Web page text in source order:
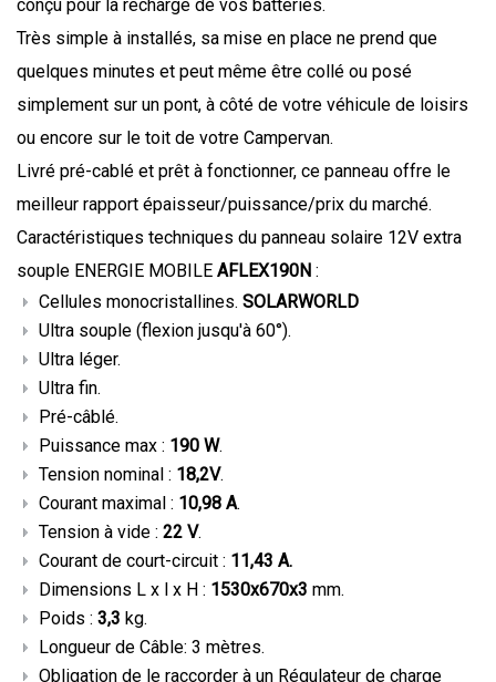
conçu pour la recharge de vos batteries.
Très simple à installés, sa mise en place ne prend que
quelques minutes et peut même être collé ou posé
simplement sur un pont, à côté de votre véhicule de loisirs
ou encore sur le toit de votre Campervan.
Livré pré-cablé et prêt à fonctionner, ce panneau offre le
meilleur rapport épaisseur/puissance/prix du marché.
Caractéristiques techniques du panneau solaire 12V extra
souple ENERGIE MOBILE AFLEX190N :
Cellules monocristallines. SOLARWORLD
Ultra souple (flexion jusqu'à 60°).
Ultra léger.
Ultra fin.
Pré-câblé.
Puissance max : 190 W.
Tension nominal : 18,2V.
Courant maximal : 10,98 A.
Tension à vide : 22 V.
Courant de court-circuit : 11,43 A.
Dimensions L x l x H : 1530x670x3 mm.
Poids : 3,3 kg.
Longueur de Câble: 3 mètres.
Obligation de le raccorder à un Régulateur de charge